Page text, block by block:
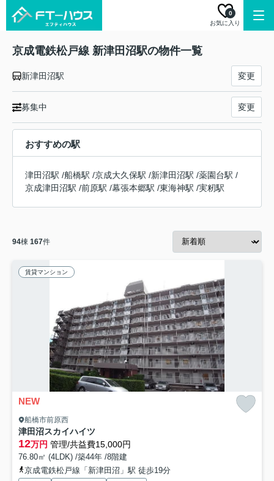
お気に入り
0
京成電鉄松戸線 新津田沼駅の物件一覧
新津田沼駅 変更
募集中 変更
おすすめの駅
津田沼駅 /船橋駅 /京成大久保駅 /新津田沼駅 /薬園台駅 /
京成津田沼駅 /前原駅 /幕張本郷駅 /東海神駅 /実籾駅
94棟 167件
賃貸マンション
NEW
船橋市前原西
津田沼スカイハイツ
12万円 管理/共益費15,000円
76.80㎡ (4LDK) /築44年 /8階建
京成電鉄松戸線「新津田沼」駅 徒歩19分